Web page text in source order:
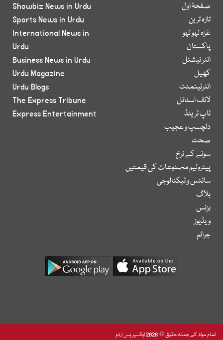
صفحۂ اول
تازہ ترین
غزہ لہو لہو
پاکستان
انٹر نیشنل
کھیل
انٹرٹینمنٹ
لائف اسٹائل
ٹاپ ٹرینڈ
دلچسپ و عجیب
صحت
سونے کے نرخ
پیٹرولیم مصنوعات کی قیمتیں
سائنس و ٹیکنالوجی
بلاگ
بزنس
ویڈیوز
جرائم
Showbiz News in Urdu
Sports News in Urdu
International News in
Urdu
Business News in Urdu
Urdu Magazine
Urdu Blogs
The Express Tribune
Express Entertainment
تمام مواد کے جملہ حقوق © 2026 ایکسپریس اردو